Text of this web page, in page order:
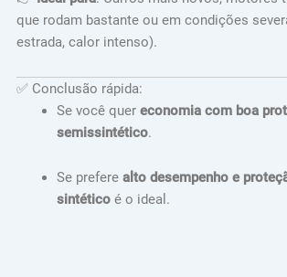
que rodam bastante ou em condições
estrada, calor intenso).
✅ Conclusão rápida:
Se você quer economia com boa
semissintético.
Se prefere alto desempenho e
sintéticoé o ideal.